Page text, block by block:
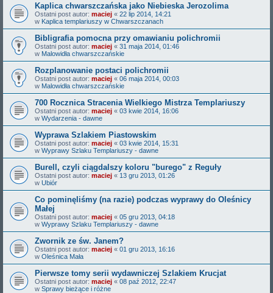
Kaplica chwarszczańska jako Niebieska Jerozolima
Ostatni post autor: maciej « 22 lip 2014, 14:21
w Kaplica templariuszy w Chwarszczanach
Bibligrafia pomocna przy omawianiu polichromii
Ostatni post autor: maciej « 31 maja 2014, 01:46
w Malowidła chwarszczańskie
Rozplanowanie postaci polichromii
Ostatni post autor: maciej « 06 maja 2014, 00:03
w Malowidła chwarszczańskie
700 Rocznica Stracenia Wielkiego Mistrza Templariuszy
Ostatni post autor: maciej « 03 kwie 2014, 16:06
w Wydarzenia - dawne
Wyprawa Szlakiem Piastowskim
Ostatni post autor: maciej « 03 kwie 2014, 15:31
w Wyprawy Szlaku Templariuszy - dawne
Burell, czyli ciągdalszy koloru "burego" z Reguły
Ostatni post autor: maciej « 13 gru 2013, 01:26
w Ubiór
Co pominęliśmy (na razie) podczas wyprawy do Oleśnicy
Małej
Ostatni post autor: maciej « 05 gru 2013, 04:18
w Wyprawy Szlaku Templariuszy - dawne
Zwornik ze św. Janem?
Ostatni post autor: maciej « 01 gru 2013, 16:16
w Oleśnica Mała
Pierwsze tomy serii wydawniczej Szlakiem Krucjat
Ostatni post autor: maciej « 08 paź 2012, 22:47
w Sprawy bieżące i różne